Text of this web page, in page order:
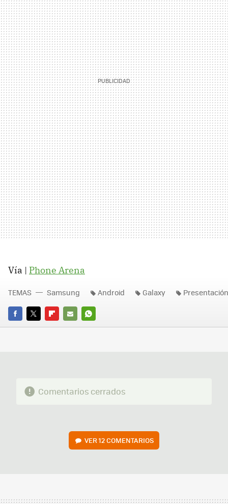
Vía | Phone Arena
FACEBOOK
TWITTERFLIPBOARD
E-
WHATSAPP
TEMAS Samsung Android Galaxy Presentación
Comentarios cerrados
VER12 COMENTARIOS